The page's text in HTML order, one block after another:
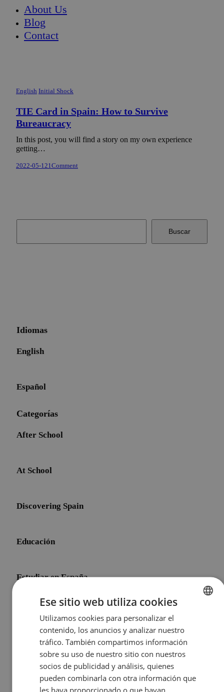
About Us
Blog
Contact
English Initial Shock
TIE Card in Spain: How to Survive
Bureaucracy
In this post, you will find a story on my own experience
getting…
2022-05-121Comment
Buscar
Idiomas
English
Español
Categorías
After School
At School
Discovering Spain
Educación
Estudiar en España
Initial Shock
Other Topics
SPANISH
Ese sitio web utiliza cookies
Utilizamos cookies para personalizar el
contenido, los anuncios y analizar nuestro
tráfico. También compartimos información
sobre su uso de nuestro sitio con nuestros
socios de publicidad y análisis, quienes
pueden combinarla con otra información que
les haya proporcionado o que hayan